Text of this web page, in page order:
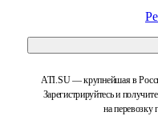
ATI.SU — крупнейшая в
Зарегистрируйтесь и
на перевозку